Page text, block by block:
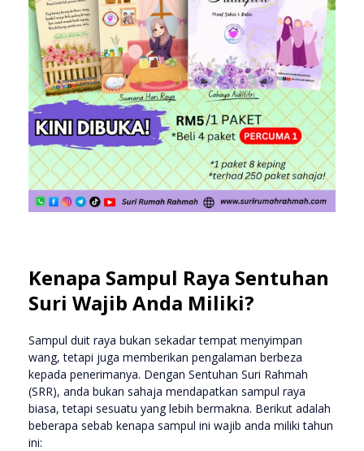
Kenapa Sampul Raya Sentuhan
Suri Wajib Anda Miliki?
Sampul duit raya bukan sekadar tempat menyimpan
wang, tetapi juga memberikan pengalaman berbeza
kepada penerimanya. Dengan Sentuhan Suri Rahmah
(SRR), anda bukan sahaja mendapatkan sampul raya
biasa, tetapi sesuatu yang lebih bermakna. Berikut adalah
beberapa sebab kenapa sampul ini wajib anda miliki tahun
ini: